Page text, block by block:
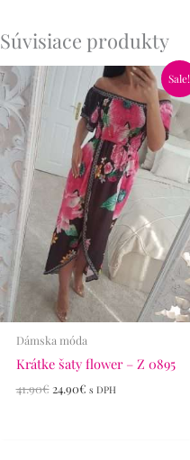
Súvisiace produkty
Sale!
Dámska móda
Krátke šaty flower – Z 0895
41.90€
bola:
41.90€.
24.90€
Aktuálna
cena
je:
24.90€.
s DPH